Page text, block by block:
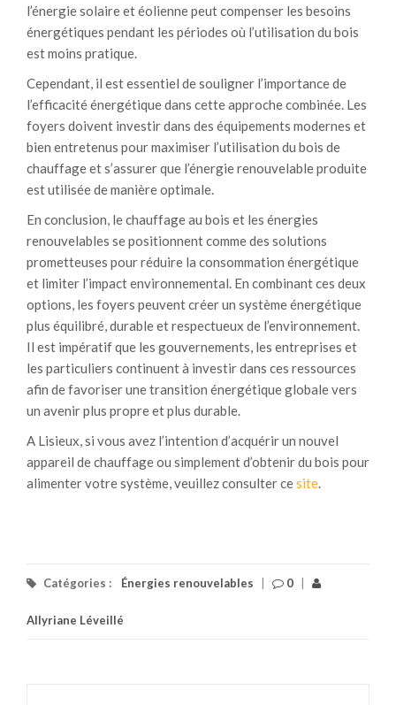
l’énergie solaire et éolienne peut compenser les besoins
énergétiques pendant les périodes où l’utilisation du bois
est moins pratique.
Cependant, il est essentiel de souligner l’importance de
l’efficacité énergétique dans cette approche combinée. Les
foyers doivent investir dans des équipements modernes et
bien entretenus pour maximiser l’utilisation du bois de
chauffage et s’assurer que l’énergie renouvelable produite
est utilisée de manière optimale.
En conclusion, le chauffage au bois et les énergies
renouvelables se positionnent comme des solutions
prometteuses pour réduire la consommation énergétique
et limiter l’impact environnemental. En combinant ces deux
options, les foyers peuvent créer un système énergétique
plus équilibré, durable et respectueux de l’environnement.
Il est impératif que les gouvernements, les entreprises et
les particuliers continuent à investir dans ces ressources
afin de favoriser une transition énergétique globale vers
un avenir plus propre et plus durable.
A Lisieux, si vous avez l’intention d’acquérir un nouvel
appareil de chauffage ou simplement d’obtenir du bois pour
alimenter votre système, veuillez consulter cesite.
Catégories : Énergies renouvelables 0
Allyriane Léveillé